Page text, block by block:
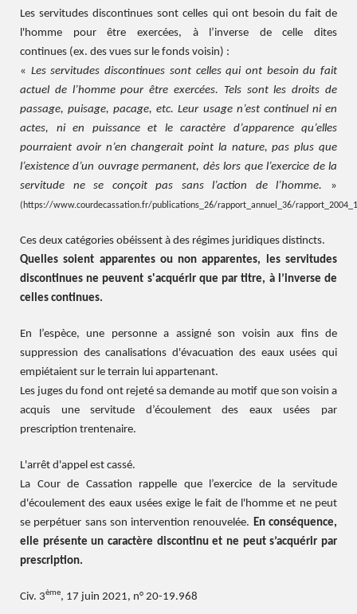
Les servitudes discontinues sont celles qui ont besoin du fait de
l'homme pour être exercées, à l’inverse de celle dites
continues (ex. des vues sur le fonds voisin) :
« Les servitudes discontinues sont celles qui ont besoin du fait
actuel de l’homme pour être exercées. Tels sont les droits de
passage, puisage, pacage, etc. Leur usage n’est continuel ni en
actes, ni en puissance et le caractère d’apparence qu’elles
pourraient avoir n’en changerait point la nature, pas plus que
l’existence d’un ouvrage permanent, dès lors que l’exercice de la
servitude ne se conçoit pas sans l’action de l’homme. »
(https://www.courdecassation.fr/publications_26/rapport_annuel_36/
Ces deux catégories obéissent à des régimes juridiques distincts.
Quelles soient apparentes ou non apparentes, les servitudes
discontinues ne peuvent s'acquérir que par titre, à l’inverse de
celles continues.
En l’espèce, une personne a assigné son voisin aux fins de
suppression des canalisations d'évacuation des eaux usées qui
empiétaient sur le terrain lui appartenant.
Les juges du fond ont rejeté sa demande au motif que son voisin a
acquis une servitude d’écoulement des eaux usées par
prescription trentenaire.
L'arrêt d'appel est cassé.
La Cour de Cassation rappelle que l’exercice de la servitude
d'écoulement des eaux usées exige le fait de l'homme et ne peut
se perpétuer sans son intervention renouvelée. En conséquence,
elle présente un caractère discontinu et ne peut s’acquérir par
prescription.
Civ. 3ème, 17 juin 2021, n° 20-19.968